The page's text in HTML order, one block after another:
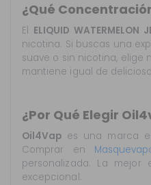
¿Qué
El ELIQUID WATERMELON
nicotina. Si buscas una
suave o sin nicotina, elige
mantiene igual de
¿Por Qué Elegir
Oil4Vap es una marca
Comprar en
personalizada. La
excepcional.